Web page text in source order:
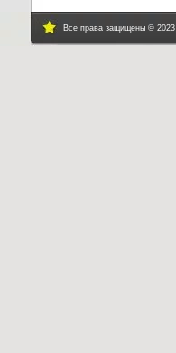
Все права защищены © 2023